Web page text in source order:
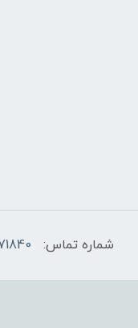
شماره تماس: